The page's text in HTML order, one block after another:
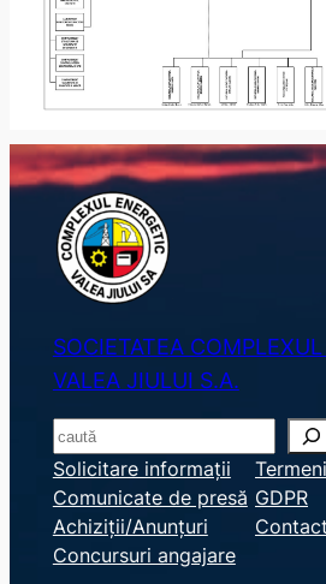
SOCIETATEA
VALEA JIULUI S.A.
S
e
a
r
c
Solicitare informații
Comunicate de presă
Achiziții/Anunțuri
Concursuri angajare
GDPR
Contact